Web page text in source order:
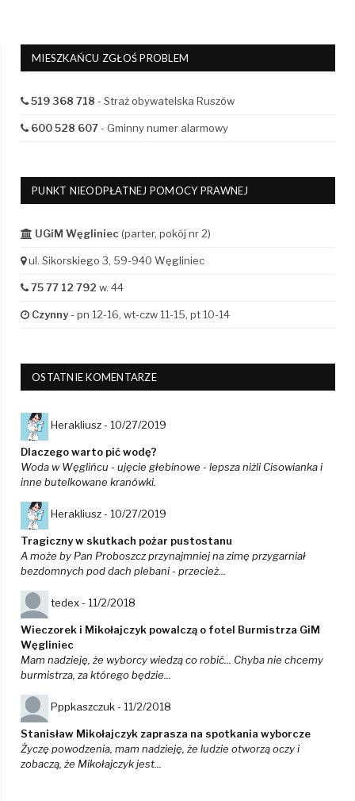
MIESZKAŃCU ZGŁOŚ PROBLEM
519 368 718 - Straż obywatelska Ruszów
600 528 607- Gminny numer alarmowy
PUNKT NIEODPŁATNEJ POMOCY PRAWNEJ
UGiM Węgliniec (parter, pokój nr 2)
ul. Sikorskiego 3, 59-940 Węgliniec
75 77 12 792 w. 44
Czynny- pn 12-16, wt-czw 11-15, pt 10-14
OSTATNIE KOMENTARZE
Herakliusz - 10/27/2019
Dlaczego warto pić wodę?
Woda w Węglińcu - ujęcie głebinowe - lepsza niżli Cisowianka i
inne butelkowane kranówki.
Herakliusz - 10/27/2019
Tragiczny w skutkach pożar pustostanu
A może by Pan Proboszcz przynajmniej na zimę przygarniał
bezdomnych pod dach plebani - przecież...
tedex - 11/2/2018
Wieczorek i Mikołajczyk powalczą o fotel Burmistrza GiM
Węgliniec
Mam nadzieję, że wyborcy wiedzą co robić... Chyba nie chcemy
burmistrza, za którego będzie...
Pppkaszczuk - 11/2/2018
Stanisław Mikołajczyk zaprasza na spotkania wyborcze
Życzę powodzenia, mam nadzieję, że ludzie otworzą oczy i
zobaczą, że Mikołajczyk jest...